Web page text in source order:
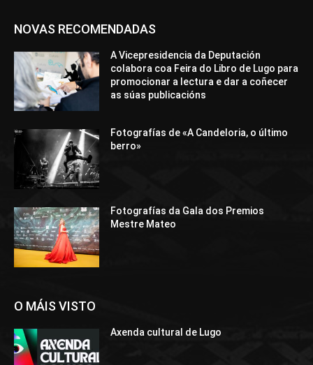
NOVAS RECOMENDADAS
A Vicepresidencia da Deputación
colabora coa Feira do Libro de Lugo para
promocionar a lectura e dar a coñecer
as súas publicacións
Fotografías de «A Candeloria, o último
berro»
Fotografías da Gala dos Premios
Mestre Mateo
O MÁIS VISTO
Axenda cultural de Lugo